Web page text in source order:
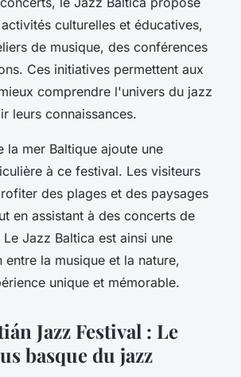
culturelles et éducatives,
de musique, des conférences
Ces initiatives permettent aux
comprendre l'univers du jazz
leurs connaissances.
la mer Baltique ajoute une
à ce festival. Les visiteurs
des plages et des paysages
en assistant à des concerts de
Jazz Baltica est ainsi une
la musique et la nature,
unique et mémorable.
Jazz Festival : Le
basque du jazz